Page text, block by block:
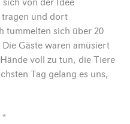
sich von der Idee
tragen und dort
tummelten sich über 20
Gäste waren amüsiert
voll zu tun, die Tiere
Tag gelang es uns,
*